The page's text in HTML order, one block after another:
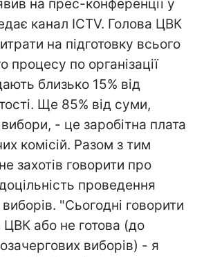
на прес-конференції у
канал ICTV. Голова ЦВК
на підготовку всього
процесу по організації
близько 15% від
Ще 85% від суми,
вибори, - це заробітна плата
комісій. Разом з тим
захотів говорити про
проведення
"Сьогодні говорити
ЦВК або не готова (до
виборів) - я